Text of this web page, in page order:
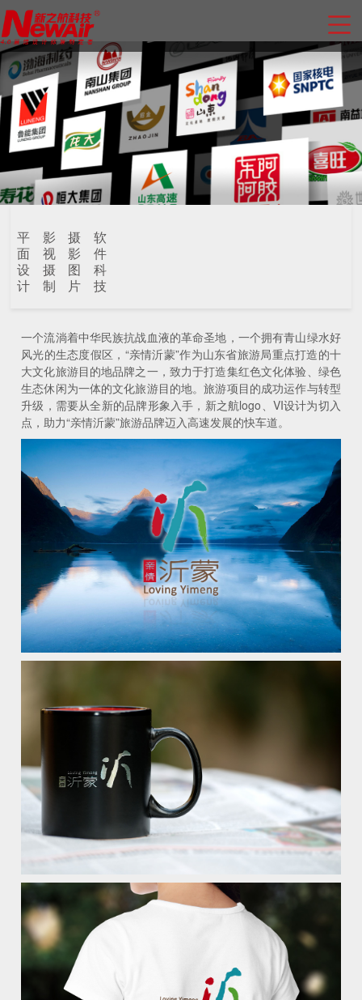
平
面
设
计
影
视
摄
制
摄
影
图
片
软
件
科
技
一个流淌着中华民族抗战血液的革命圣地，一个拥有青山绿水好
风光的生态度假区，“亲情沂蒙”作为山东省旅游局重点打造的十
大文化旅游目的地品牌之一，致力于打造集红色文化体验、绿色
生态休闲为一体的文化旅游目的地。旅游项目的成功运作与转型
升级，需要从全新的品牌形象入手，新之航logo、VI设计为切入
点，助力“亲情沂蒙”旅游品牌迈入高速发展的快车道。